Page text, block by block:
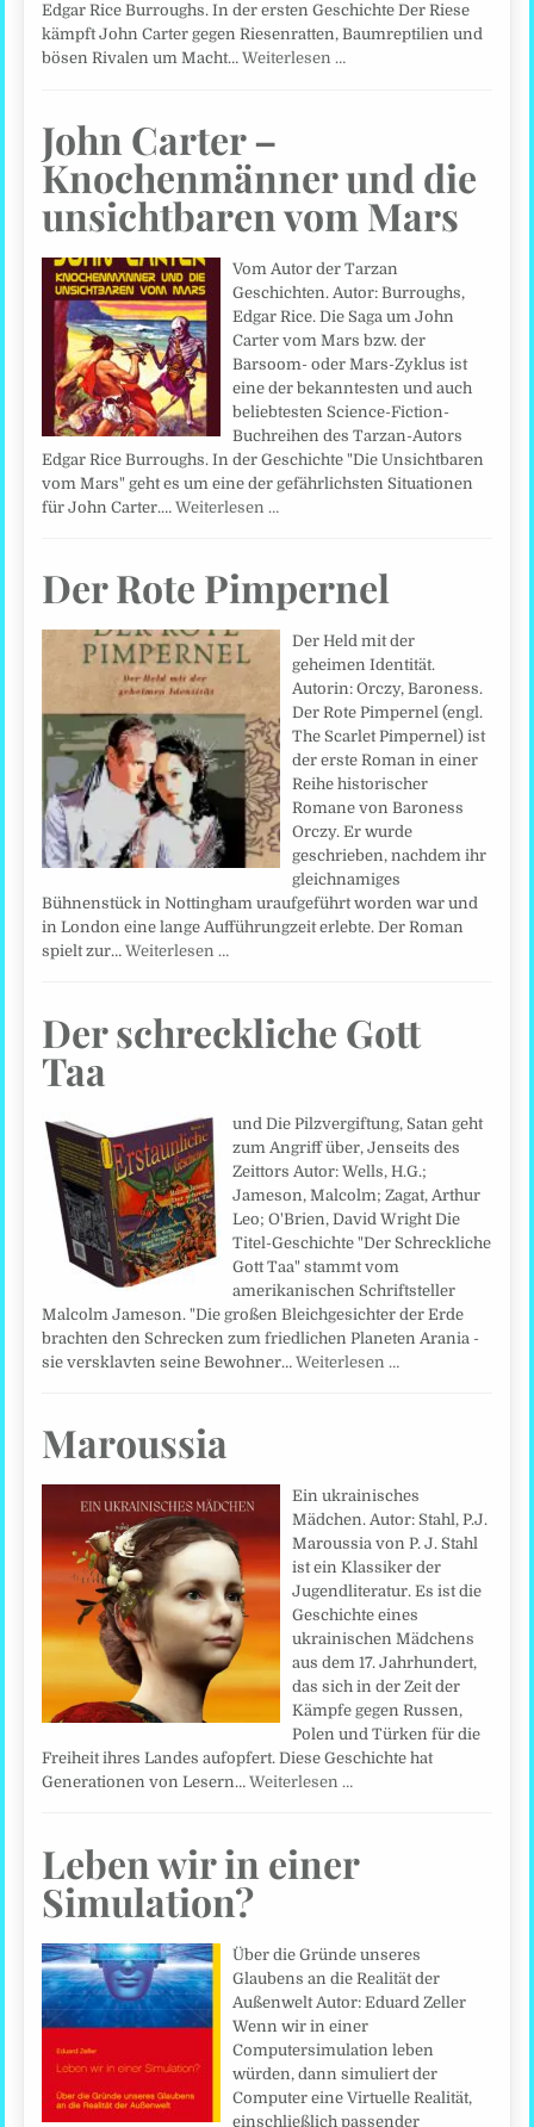
Edgar Rice Burroughs. In der ersten Geschichte Der Riese
kämpft John Carter gegen Riesenratten, Baumreptilien und
bösen Rivalen um Macht…Weiterlesen …
John Carter –
Knochenmänner und die
unsichtbaren vom Mars
Vom Autor der Tarzan
Geschichten. Autor: Burroughs,
Edgar Rice. Die Saga um John
Carter vom Mars bzw. der
Barsoom- oder Mars-Zyklus ist
eine der bekanntesten und auch
beliebtesten Science-Fiction-
Buchreihen des Tarzan-Autors
Edgar Rice Burroughs. In der Geschichte "Die Unsichtbaren
vom Mars" geht es um eine der gefährlichsten Situationen
für John Carter.…Weiterlesen …
Der Rote Pimpernel
Der Held mit der
geheimen Identität.
Autorin: Orczy, Baroness.
Der Rote Pimpernel (engl.
The Scarlet Pimpernel) ist
der erste Roman in einer
Reihe historischer
Romane von Baroness
Orczy. Er wurde
geschrieben, nachdem ihr
gleichnamiges
Bühnenstück in Nottingham uraufgeführt worden war und
in London eine lange Aufführungzeit erlebte. Der Roman
spielt zur…Weiterlesen …
Der schreckliche Gott
Taa
und Die Pilzvergiftung, Satan geht
zum Angriff über, Jenseits des
Zeittors Autor: Wells, H.G.;
Jameson, Malcolm; Zagat, Arthur
Leo; O'Brien, David Wright Die
Titel-Geschichte "Der Schreckliche
Gott Taa" stammt vom
amerikanischen Schriftsteller
Malcolm Jameson. "Die großen Bleichgesichter der Erde
brachten den Schrecken zum friedlichen Planeten Arania -
sie versklavten seine Bewohner…Weiterlesen …
Maroussia
Ein ukrainisches
Mädchen. Autor: Stahl, P.J.
Maroussia von P. J. Stahl
ist ein Klassiker der
Jugendliteratur. Es ist die
Geschichte eines
ukrainischen Mädchens
aus dem 17. Jahrhundert,
das sich in der Zeit der
Kämpfe gegen Russen,
Polen und Türken für die
Freiheit ihres Landes aufopfert. Diese Geschichte hat
Generationen von Lesern…Weiterlesen …
Leben wir in einer
Simulation?
Über die Gründe unseres
Glaubens an die Realität der
Außenwelt Autor: Eduard Zeller
Wenn wir in einer
Computersimulation leben
würden, dann simuliert der
Computer eine Virtuelle Realität,
einschließlich passender